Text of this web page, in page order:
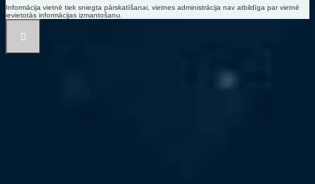
Informācija vietnē tiek sniegta pārskatīšanai, vietnes administrācija nav atbildīga par vietnē
ievietotās informācijas izmantošanu.